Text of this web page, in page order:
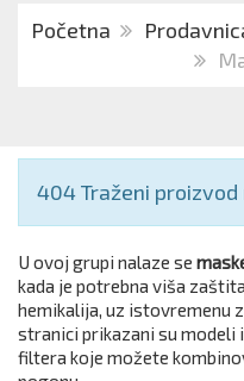
Početna
Obaveštenje
404 Traženi proizvod
U ovoj grupi nalaze se
kada je potrebna viša
hemikalija, uz istovremenu
stranici prikazani su modeli
filtera koje možete